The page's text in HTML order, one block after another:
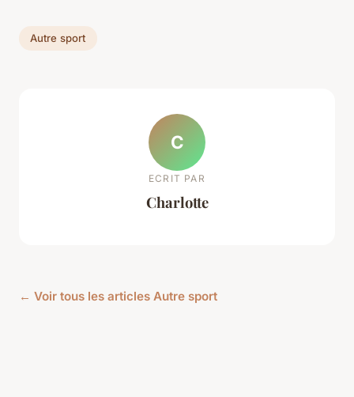
Autre sport
C
ECRIT PAR
Charlotte
← Voir tous les articles Autre sport